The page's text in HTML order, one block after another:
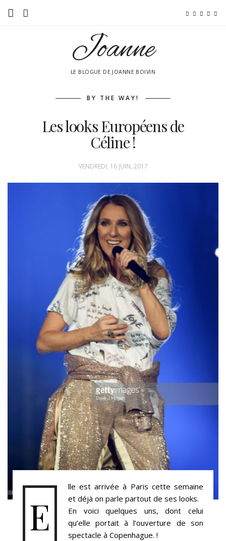
By the way!
Joanne
LE BLOGUE DE JOANNE BOIVIN
BY THE WAY!
Les looks Européens de
Céline !
VENDREDI, 16 JUIN, 2017
E
lle est arrivée à Paris cette semaine
et déjà on parle partout de ses looks.
En voici quelques uns, dont celui
qu’elle portait à l’ouverture de son
spectacle à Copenhague. !